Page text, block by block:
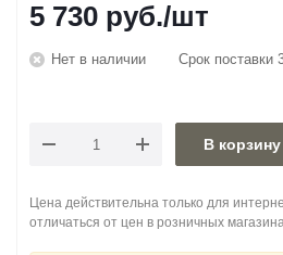
5 730 руб./шт
Нет в наличии Срок поставки
В корзину
Цена действительна только для
отличаться от цен в розничных